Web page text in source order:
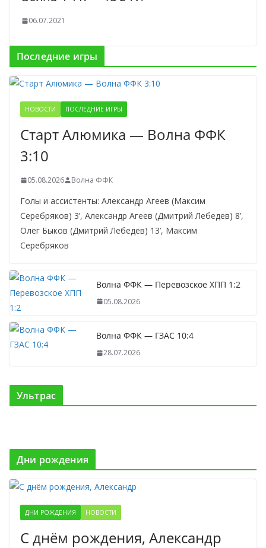
06.07.2021
Последние игры
НОВОСТИ ПОСЛЕДНИЕ ИГРЫ
Старт Алюмика — Волна ФФК
3:10
05.08.2026 Волна ФФК
Голы и ассистенты: Александр Агеев (Максим
Серебряков) 3’, Александр Агеев (Дмитрий Лебедев) 8’,
Олег Быков (Дмитрий Лебедев) 13’, Максим
Серебряков
Волна ФФК — Перевозское ХПП 1:2
05.08.2026
Волна ФФК — ГЗАС 10:4
28.07.2026
Ультрас
Дни рождения
ДНИ РОЖДЕНИЯ НОВОСТИ
С днём рождения, Александр